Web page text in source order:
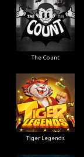
The Count
Tiger Legends